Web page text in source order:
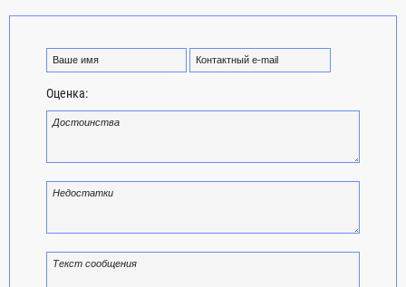
Оценка: